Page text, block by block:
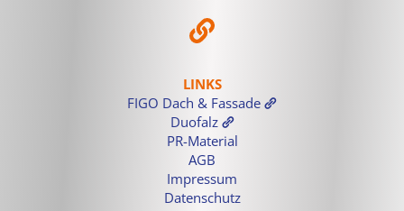
LINKS
FIGO Dach & Fassade
Duofalz
PR-Material
AGB
Impressum
Datenschutz